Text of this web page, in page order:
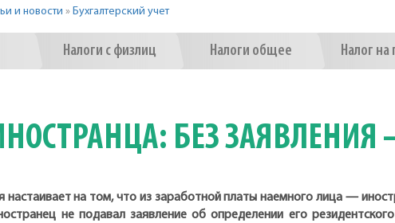
и новости » Бухгалтерский учет
Налоги с физлиц Налоги общее Налог
БЕЗ
настаивает на том, что из заработной платы наемного лица —
не подавал заявление об определении его